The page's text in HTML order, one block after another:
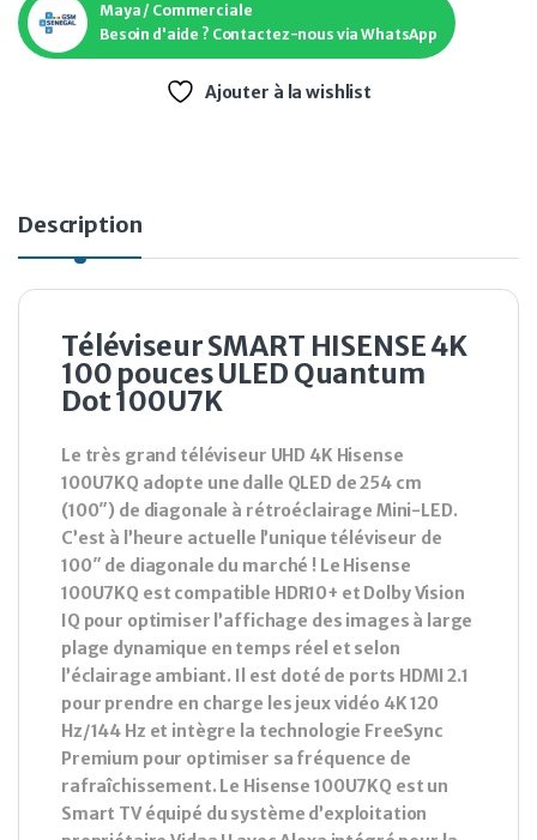
Maya / Commerciale
Besoin d'aide ? Contactez-nous via WhatsApp
Ajouter à la wishlist
Description
Téléviseur SMART HISENSE 4K
100 pouces ULED Quantum
Dot 100U7K
Le très grand téléviseur UHD 4K Hisense
100U7KQ adopte une dalle QLED de 254 cm
(100″) de diagonale à rétroéclairage Mini-LED.
C’est à l’heure actuelle l’unique téléviseur de
100″ de diagonale du marché ! Le Hisense
100U7KQ est compatible HDR10+ et Dolby Vision
IQ pour optimiser l’affichage des images à large
plage dynamique en temps réel et selon
l’éclairage ambiant. Il est doté de ports HDMI 2.1
pour prendre en charge les jeux vidéo 4K 120
Hz/144 Hz et intègre la technologie FreeSync
Premium pour optimiser sa fréquence de
rafraîchissement. Le Hisense 100U7KQ est un
Smart TV équipé du système d’exploitation